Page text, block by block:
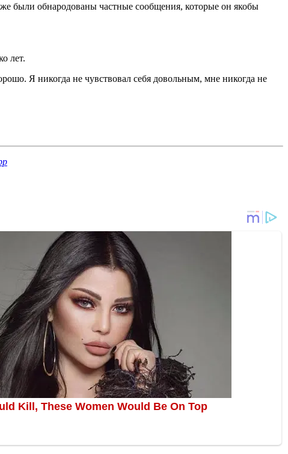
были обнародованы частные сообщения, которые он якобы
лет.
Я никогда не чувствовал себя довольным, мне никогда не